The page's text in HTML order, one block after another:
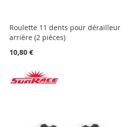
Roulette 11 dents pour dérailleur
arrière (2 pièces)
10,80 €